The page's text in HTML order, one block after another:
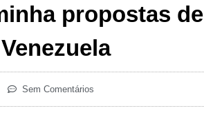
propostas de
Sem Comentários